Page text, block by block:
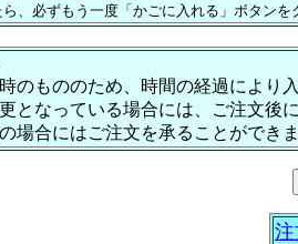
、必ずもう一度「かごに入れる」ボタン
のもののため、時間の経過により
となっている場合には、ご注文後
場合にはご注文を承ることができ